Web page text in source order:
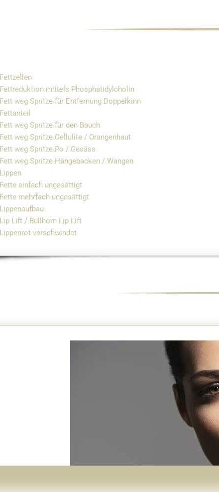
Fettzellen
Fettreduktion mittels Phosphatidylcholin
Fett weg Spritze für Entfernung Doppelkinn
Fettanteil
Fett weg Spritze für den Bauch
Fett weg Spritze Cellulite / Orangenhaut
Fett weg Spritze Po / Gesäss
Fett weg Spritze Hängebacken / Wangen
Lippen
Fette einfach ungesättigt
Fette mehrfach ungesättigt
Lippenaufbau
Lip Lift / Bullhorn Lip Lift
Lippenrot verschwindet